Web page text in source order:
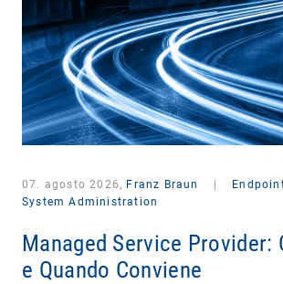
07. agosto 2026, Franz Braun
System Administration
Managed Service Provider:
e Quando Conviene